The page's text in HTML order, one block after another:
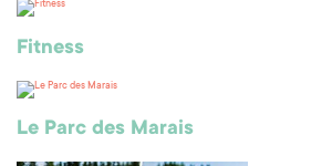
Fitness
Le Parc des Marais